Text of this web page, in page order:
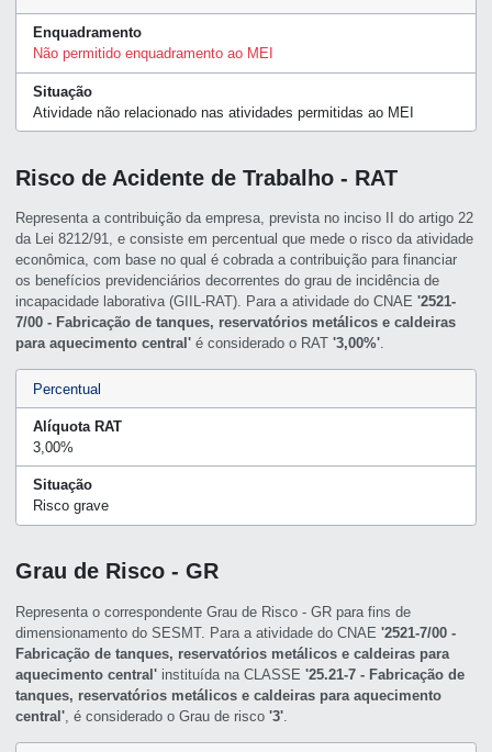
Enquadramento
Não permitido enquadramento ao MEI
Situação
Atividade não relacionado nas atividades permitidas ao MEI
Risco de Acidente de Trabalho - RAT
Representa a contribuição da empresa, prevista no inciso II do artigo 22
da Lei 8212/91, e consiste em percentual que mede o risco da atividade
econômica, com base no qual é cobrada a contribuição para financiar
os benefícios previdenciários decorrentes do grau de incidência de
incapacidade laborativa (GIIL-RAT). Para a atividade do CNAE'2521-
7/00 - Fabricação de tanques, reservatórios metálicos e caldeiras
para aquecimento central' é considerado o RAT'3,00%'.
Percentual
Alíquota RAT
3,00%
Situação
Risco grave
Grau de Risco - GR
Representa o correspondente Grau de Risco - GR para fins de
dimensionamento do SESMT. Para a atividade do CNAE'2521-7/00 -
Fabricação de tanques, reservatórios metálicos e caldeiras para
aquecimento central' instituída na CLASSE'25.21-7 - Fabricação de
tanques, reservatórios metálicos e caldeiras para aquecimento
central' , é considerado o Grau de risco'3'